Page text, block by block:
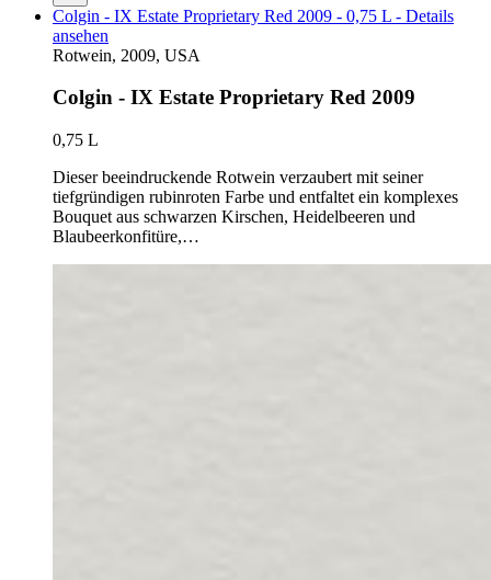
Colgin - IX Estate Proprietary Red 2009 - 0,75 L - Details
ansehen
Rotwein, 2009, USA
Colgin - IX Estate Proprietary Red 2009
0,75 L
Dieser beeindruckende Rotwein verzaubert mit seiner
tiefgründigen rubinroten Farbe und entfaltet ein komplexes
Bouquet aus schwarzen Kirschen, Heidelbeeren und
Blaubeerkonfitüre,…